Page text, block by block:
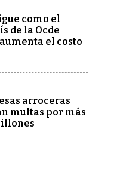
como el
de la Ocde
el costo
arroceras
multas por más